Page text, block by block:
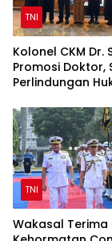
TNI
Kolonel CKM Dr.
Promosi Doktor,
Perlindungan
Disabilitas
TNI
Wakasal Terima